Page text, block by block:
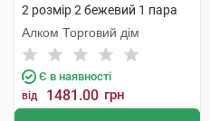
2 розмір 2 бежевий 1 пара
Алком Торговий дім
Є в наявності
від 1481.00 грн